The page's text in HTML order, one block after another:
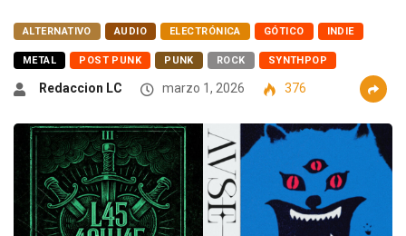
ALTERNATIVO AUDIO ELECTRÓNICA GÓTICO INDIE
METAL POST PUNK PUNK ROCK SYNTHPOP
Redaccion LC marzo 1, 2026 376